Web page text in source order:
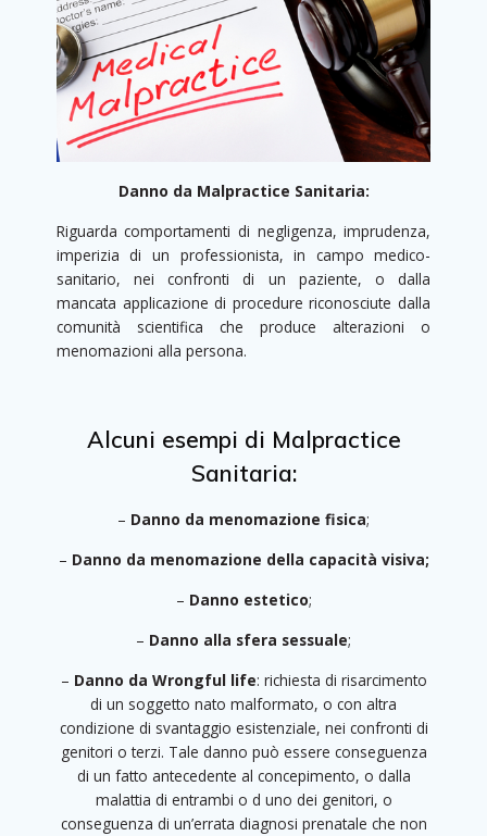
Danno da Malpractice Sanitaria:
Riguarda comportamenti di negligenza, imprudenza,
imperizia di un professionista, in campo medico-
sanitario, nei confronti di un paziente, o dalla
mancata applicazione di procedure riconosciute dalla
comunità scientifica che produce alterazioni o
menomazioni alla persona.
Alcuni esempi di Malpractice
Sanitaria:
– Danno da menomazione fisica;
– Danno da menomazione della capacità visiva;
– Danno estetico;
– Danno alla sfera sessuale;
– Danno da Wrongful life: richiesta di risarcimento
di un soggetto nato malformato, o con altra
condizione di svantaggio esistenziale, nei confronti di
genitori o terzi. Tale danno può essere conseguenza
di un fatto antecedente al concepimento, o dalla
malattia di entrambi o d uno dei genitori, o
conseguenza di un’errata diagnosi prenatale che non